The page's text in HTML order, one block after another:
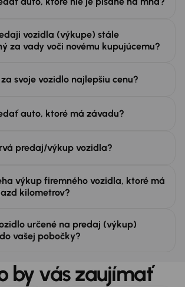
svoje vozidlo najlepšiu cenu?
predaj/výkup vozidla?
určené na predaj (výkup)
vašej pobočky?
vozidla (výkupe) stále
za vady voči novému kupujúcemu?
auto, ktoré má závadu?
výkup firemného vozidla, ktoré má
kilometrov?
by vás zaujímať